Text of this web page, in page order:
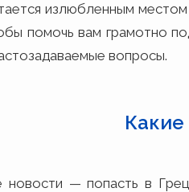
излюбленным
помочь вам грамотно
вопросы.
Какие
— попасть в